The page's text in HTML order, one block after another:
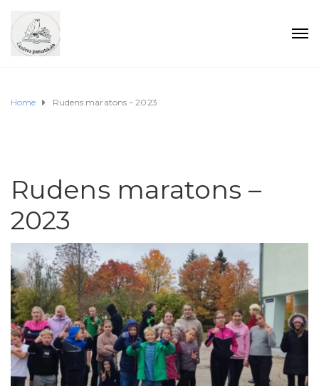
Home Rudens maratons – 2023
Rudens maratons –
2023